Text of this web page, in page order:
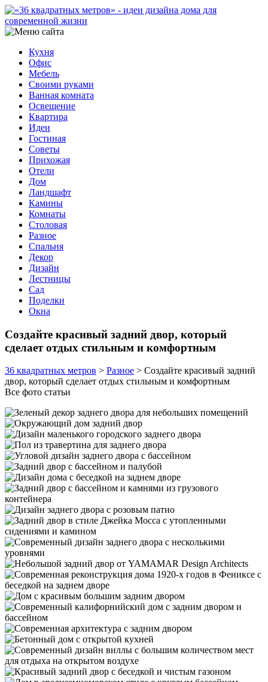
Кухня
Офис
Мебель
Своими руками
Ванная комната
Освещение
Квартира
Идеи
Гостиная
Советы
Прихожая
Отели
Дом
Ландшафт
Камины
Комнаты
Столовая
Разное
Спальня
Декор
Дизайн
Лестницы
Сад
Поделки
Окна
Создайте красивый задний двор, который
сделает отдых стильным и комфортным
36 квадратных метров > Разное > Создайте красивый задний
двор, который сделает отдых стильным и комфортным
Все фото статьи